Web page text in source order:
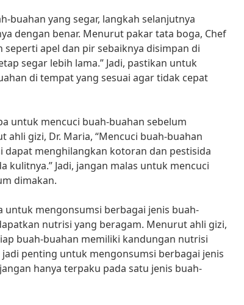
buahan yang segar, langkah selanjutnya
dengan benar. Menurut pakar tata boga, Chef
seperti apel dan pir sebaiknya disimpan di
segar lebih lama.” Jadi, pastikan untuk
di tempat yang sesuai agar tidak cepat
untuk mencuci buah-buahan sebelum
ahli gizi, Dr. Maria, “Mencuci buah-buahan
dapat menghilangkan kotoran dan pestisida
kulitnya.” Jadi, jangan malas untuk mencuci
dimakan.
untuk mengonsumsi berbagai jenis buah-
nutrisi yang beragam. Menurut ahli gizi,
buah-buahan memiliki kandungan nutrisi
penting untuk mengonsumsi berbagai jenis
hanya terpaku pada satu jenis buah-